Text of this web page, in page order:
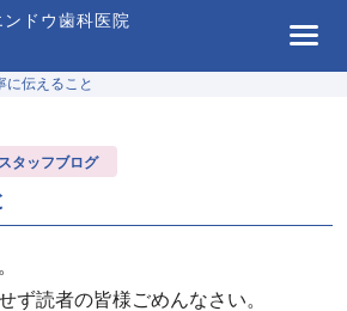
ドウ歯科医院
に伝えること
スタッフブログ
ず読者の皆様ごめんなさい。